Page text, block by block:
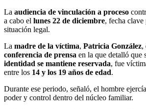
La audiencia de vinculación a proceso
a cabo el lunes 22 de diciembre, fecha clave
situación legal.
La madre de la víctima, Patricia González,
conferencia de prensa en la que detalló que
identidad se mantiene reservada, fue
entre los 14 y los 19 años de edad.
Durante ese periodo, señaló, el hombre
poder y control dentro del núcleo familiar.